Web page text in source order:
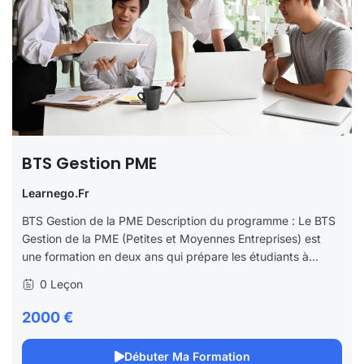
BTS Gestion PME
Learnego.fr
BTS Gestion de la PME Description du programme : Le BTS
Gestion de la PME (Petites et Moyennes Entreprises) est
une formation en deux ans qui prépare les étudiants à...
0 Leçon
2000 €
Débuter Ma Formation